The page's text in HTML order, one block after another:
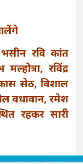
रवि कांत
रविंद्र
सेठ, विशाल
वधावान, रमेश
रहकर सारी